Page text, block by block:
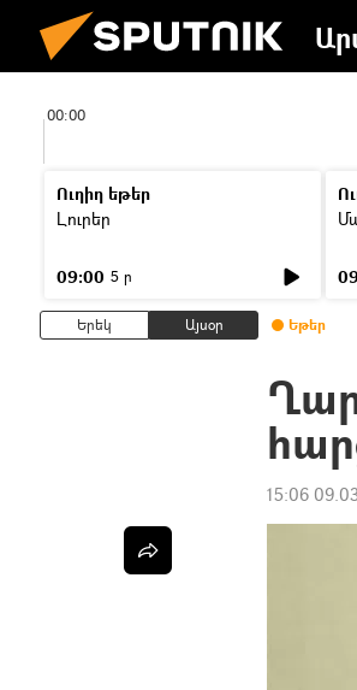
00:00
Ուղիղ եթեր
Լուրեր
09:00 5 ր
Երեկ Այսօր Եթեր
15:06